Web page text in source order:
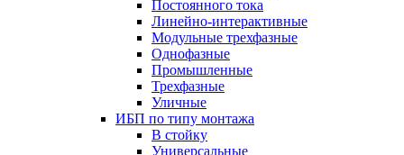
Постоянного тока
Линейно-интерактивные
Модульные трехфазные
Однофазные
Промышленные
Трехфазные
Уличные
ИБП по типу монтажа
В стойку
Универсальные